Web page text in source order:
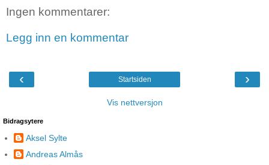
Ingen kommentarer:
Legg inn en kommentar
‹ ›
Startsiden
Vis nettversjon
Bidragsytere
Aksel Sylte
Andreas Almås